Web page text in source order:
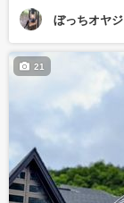
ぼっちオヤジ
21